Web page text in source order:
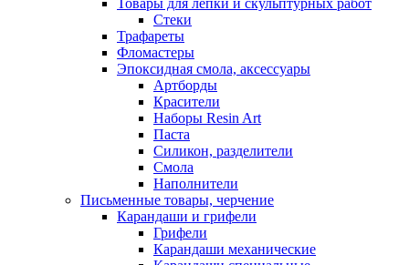
Товары для лепки и скульптурных работ
Стеки
Трафареты
Фломастеры
Эпоксидная смола, аксессуары
Артборды
Красители
Наборы Resin Art
Паста
Силикон, разделители
Смола
Наполнители
Письменные товары, черчение
Карандаши и грифели
Грифели
Карандаши механические